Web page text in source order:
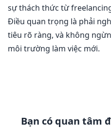
sự thách thức từ
Điều quan trọng là phải
tiêu rõ ràng, và không
môi trường làm việc mới.
Bạn có quan tâm